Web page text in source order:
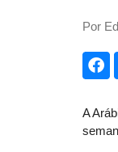
Por
A